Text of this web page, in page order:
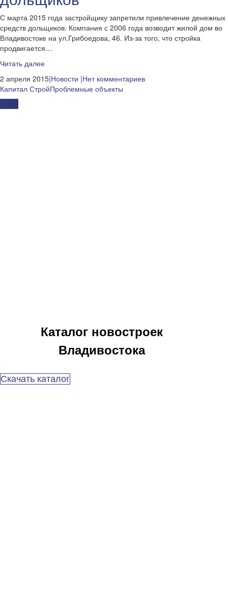
С марта 2015 года застройщику запретили привлечение денежных
средств дольщиков. Компания с 2006 года возводит жилой дом во
Владивостоке на ул.Грибоедова, 46. Из-за того, что стройка
продвигается…
Читать далее
2 апреля 2015|Новости |Нет комментариев
Капитал СтройПроблемные объекты
Post
1 of 2
Каталог новостроек
Владивостока
Скачать каталог